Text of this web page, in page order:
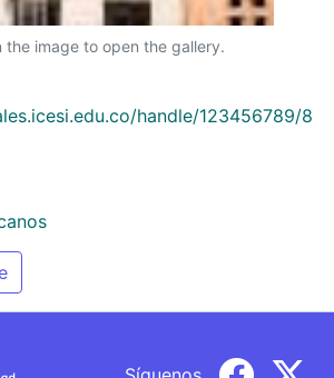
the image to open the gallery.
handle/123456789/8